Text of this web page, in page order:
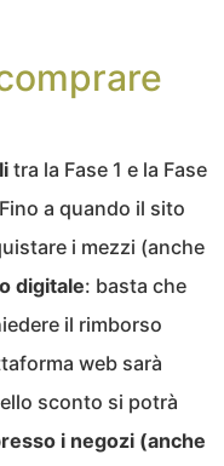
tra la Fase 1 e la Fase
a quando il sito
i mezzi (anche
digitale: basta che
il rimborso
web sarà
sconto si potrà
i negozi (anche